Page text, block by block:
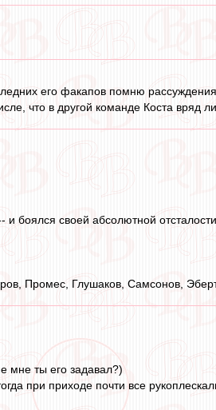
его факапов помню
что в другой команде Коста вряд
боялся своей абсолютной
Промес, Глушаков, Самсонов,
мне ты его задавал?)
при приходе почти все